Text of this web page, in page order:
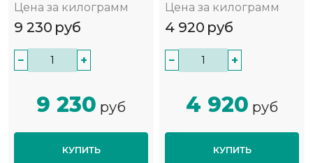
Цена за килограмм
9 230 руб
− +
9 230 руб
КУПИТЬ
Цена за килограмм
4 920 руб
− +
4 920 руб
КУПИТЬ